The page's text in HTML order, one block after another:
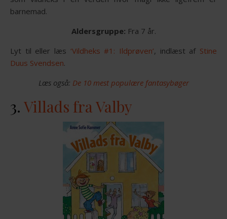
barnemad.
Aldersgruppe: Fra 7 år.
Lyt til eller læs ‘Vildheks #1: Ildprøven’, indlæst af Stine
Duus Svendsen.
Læs også: De 10 mest populære fantasybøger
3. Villads fra Valby